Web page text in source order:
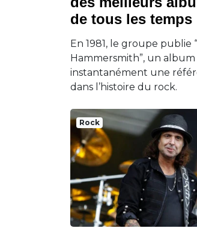
de tous les temps
En 1981, le groupe publie
Hammersmith”, un
instantanément une
dans l’histoire du rock.
Rock